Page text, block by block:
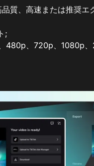
質、高速または推奨エ
;
480p、720p、1080p、